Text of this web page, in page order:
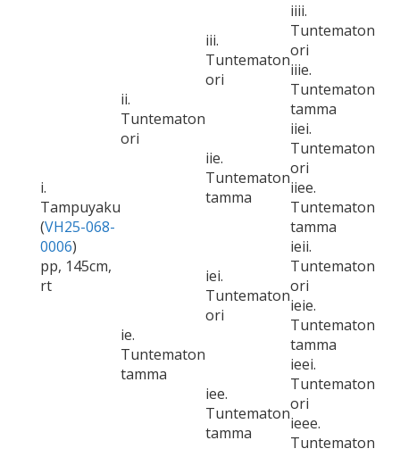
i.
Tampuyaku
(VH25-068-
0006)
pp, 145cm,
rt
ii.
Tuntematon
ori
iii.
Tuntematon
ori
iiii.
Tuntematon
ori
iiie.
Tuntematon
tamma
iie.
Tuntematon
tamma
iiei.
Tuntematon
ori
iiee.
Tuntematon
tamma
ie.
Tuntematon
tamma
iei.
Tuntematon
ori
ieii.
Tuntematon
ori
ieie.
Tuntematon
tamma
iee.
Tuntematon
tamma
ieei.
Tuntematon
ori
ieee.
Tuntematon